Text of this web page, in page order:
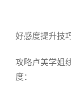
好感度提升技
攻略卢美学姐
度：